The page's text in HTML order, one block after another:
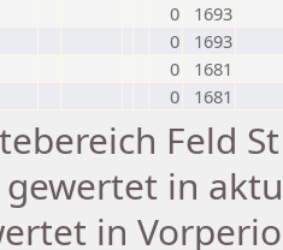
0
1693
0
1693
0
1681
0 1681
Feld
in
in